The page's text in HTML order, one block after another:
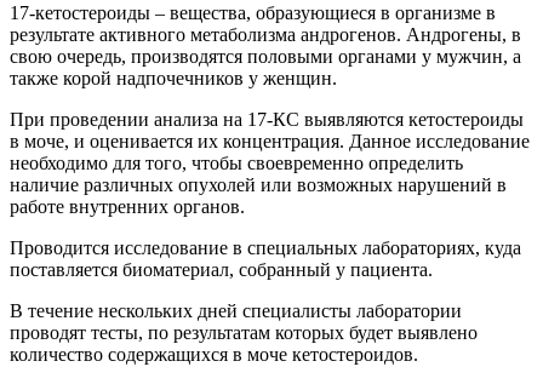
17-кетостероиды – вещества, образующиеся в организме в
результате активного метаболизма андрогенов. Андрогены, в
свою очередь, производятся половыми органами у мужчин, а
также корой надпочечников у женщин.
При проведении анализа на 17-КС выявляются кетостероиды
в моче, и оценивается их концентрация. Данное исследование
необходимо для того, чтобы своевременно определить
наличие различных опухолей или возможных нарушений в
работе внутренних органов.
Проводится исследование в специальных лабораториях, куда
поставляется биоматериал, собранный у пациента.
В течение нескольких дней специалисты лаборатории
проводят тесты, по результатам которых будет выявлено
количество содержащихся в моче кетостероидов.